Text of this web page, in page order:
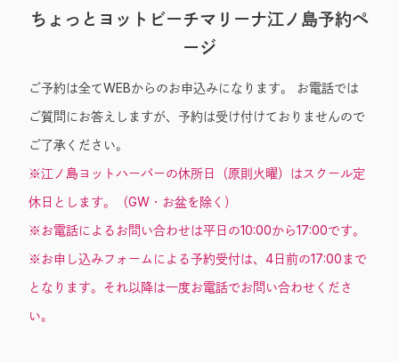
ちょっとヨットビーチマリーナ江ノ島予約ペ
ージ
ご予約は全てWEBからのお申込みになります。 お電話では
ご質問にお答えしますが、予約は受け付けておりませんので
ご了承ください。
※江ノ島ヨットハーバーの休所日（原則火曜）はスクール定
休日とします。（GW・お盆を除く）
※お電話によるお問い合わせは平日の10:00から17:00です。
※お申し込みフォームによる予約受付は、4日前の17:00まで
となります。それ以降は一度お電話でお問い合わせくださ
い。